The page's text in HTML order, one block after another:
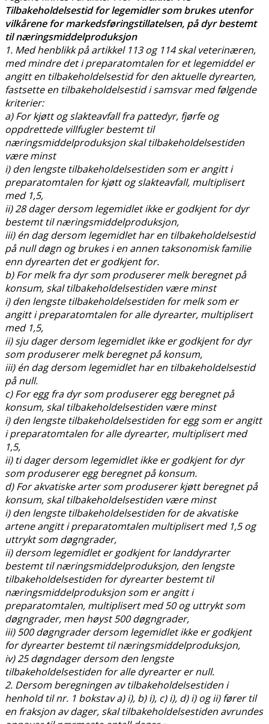
Tilbakeholdelsestid for legemidler som brukes utenfor
vilkårene for markedsføringstillatelsen, på dyr bestemt
til næringsmiddelproduksjon
1. Med henblikk på artikkel 113 og 114 skal veterinæren,
med mindre det i preparatomtalen for et legemiddel er
angitt en tilbakeholdelsestid for den aktuelle dyrearten,
fastsette en tilbakeholdelsestid i samsvar med følgende
kriterier:
a) For kjøtt og slakteavfall fra pattedyr, fjørfe og
oppdrettede villfugler bestemt til
næringsmiddelproduksjon skal tilbakeholdelsestiden
være minst
i) den lengste tilbakeholdelsestiden som er angitt i
preparatomtalen for kjøtt og slakteavfall, multiplisert
med 1,5,
ii) 28 dager dersom legemidlet ikke er godkjent for dyr
bestemt til næringsmiddelproduksjon,
iii) én dag dersom legemidlet har en tilbakeholdelsestid
på null døgn og brukes i en annen taksonomisk familie
enn dyrearten det er godkjent for.
b) For melk fra dyr som produserer melk beregnet på
konsum, skal tilbakeholdelsestiden være minst
i) den lengste tilbakeholdelsestiden for melk som er
angitt i preparatomtalen for alle dyrearter, multiplisert
med 1,5,
ii) sju dager dersom legemidlet ikke er godkjent for dyr
som produserer melk beregnet på konsum,
iii) én dag dersom legemidlet har en tilbakeholdelsestid
på null.
c) For egg fra dyr som produserer egg beregnet på
konsum, skal tilbakeholdelsestiden være minst
i) den lengste tilbakeholdelsestiden for egg som er angitt
i preparatomtalen for alle dyrearter, multiplisert med
1,5,
ii) ti dager dersom legemidlet ikke er godkjent for dyr
som produserer egg beregnet på konsum.
d) For akvatiske arter som produserer kjøtt beregnet på
konsum, skal tilbakeholdelsestiden være minst
i) den lengste tilbakeholdelsestiden for de akvatiske
artene angitt i preparatomtalen multiplisert med 1,5 og
uttrykt som døgngrader,
ii) dersom legemidlet er godkjent for landdyrarter
bestemt til næringsmiddelproduksjon, den lengste
tilbakeholdelsestiden for dyrearter bestemt til
næringsmiddelproduksjon som er angitt i
preparatomtalen, multiplisert med 50 og uttrykt som
døgngrader, men høyst 500 døgngrader,
iii) 500 døgngrader dersom legemidlet ikke er godkjent
for dyrearter bestemt til næringsmiddelproduksjon,
iv) 25 døgndager dersom den lengste
tilbakeholdelsestiden for alle dyrearter er null.
2. Dersom beregningen av tilbakeholdelsestiden i
henhold til nr. 1 bokstav a) i), b) i), c) i), d) i) og ii) fører til
en fraksjon av dager, skal tilbakeholdelsestiden avrundes